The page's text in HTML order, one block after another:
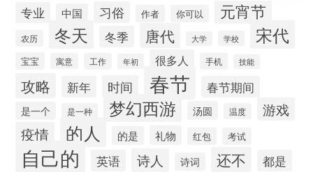
专业 中国 习俗 作者 你可以 元宵节
农历 冬天 冬季 唐代 大学 学校 宋代
宝宝 寓意 工作 年初 很多人 手机 技能
攻略 新年 时间 春节 春节期间
是一个 是一种 梦幻西游 汤圆 温度 游戏
疫情 的人 的是 礼物 红包 考试
自己的 英语 诗人 诗词 还不 都是